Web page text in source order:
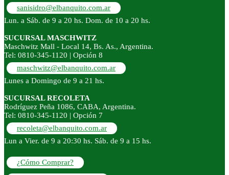
sanisidro@elbanquito.com.ar
Lun. a Sáb. de 9 a 20 hs. Dom. de 10 a 20 hs.
SUCURSAL MASCHWITZ
Maschwitz Mall - Local 14, Bs. As., Argentina.
Tel: 0810-345-1120 | Opción 8
maschwitz@elbanquito.com.ar
Lunes a Domingo de 9 a 21 hs.
SUCURSAL RECOLETA
Rodríguez Peña 1086, CABA, Argentina.
Tel: 0810-345-1120 | Opción 7
recoleta@elbanquito.com.ar
Lun a Vier. de 9 a 20:30 hs. Sáb. de 9 a 15 hs.
¿Cómo Comprar?